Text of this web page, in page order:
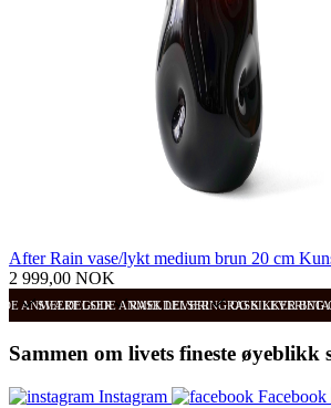
After Rain vase/lykt medium brun 20 cm
2 999,00 NOK
ANMELDELSER RASK LEVERING OG SIKKER
SVÆRT GODE ANMELDELSER RASK LEVERING
Sammen om livets fineste øyeblikk
Instagram Facebook